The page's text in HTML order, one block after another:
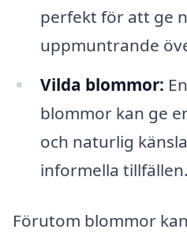
perfekt för att ge
uppmuntrande
Vilda blommor:
blommor kan ge
och naturlig
informella tillfällen.
Förutom blommor